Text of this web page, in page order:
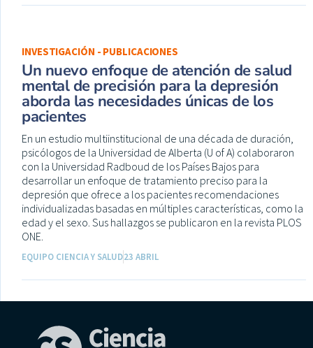
INVESTIGACIÓN - PUBLICACIONES
Un nuevo enfoque de atención de salud
mental de precisión para la depresión
aborda las necesidades únicas de los
pacientes
En un estudio multiinstitucional de una década de duración,
psicólogos de la Universidad de Alberta (U of A) colaboraron
con la Universidad Radboud de los Países Bajos para
desarrollar un enfoque de tratamiento preciso para la
depresión que ofrece a los pacientes recomendaciones
individualizadas basadas en múltiples características, como la
edad y el sexo. Sus hallazgos se publicaron en la revista PLOS
ONE.
EQUIPO CIENCIA Y SALUD23 ABRIL